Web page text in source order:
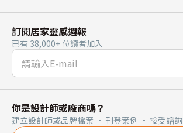
訂閱居家靈感週報
已有 38,000+ 位讀者加入
你是設計師或廠商嗎？
建立設計師或品牌檔案 · 刊登案例 · 接受諮詢